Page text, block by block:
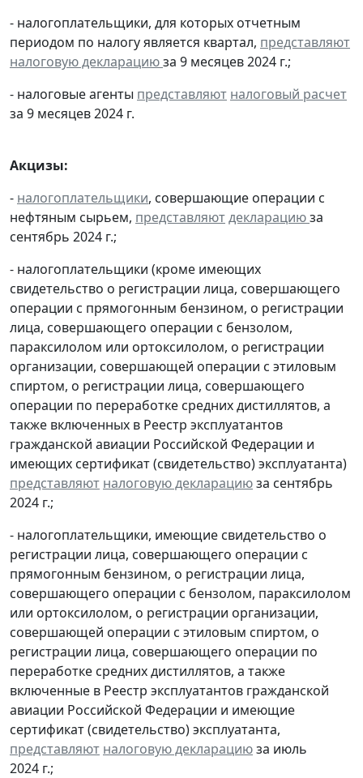
- налогоплательщики, для которых отчетным
периодом по налогу является квартал, представляют
налоговую декларациюза 9 месяцев 2024 г.;
- налоговые агенты представляют налоговый расчет
за 9 месяцев 2024 г.
Акцизы:
- налогоплательщики, совершающие операции с
нефтяным сырьем, представляютдекларациюза
сентябрь 2024 г.;
- налогоплательщики (кроме имеющих
свидетельство о регистрации лица, совершающего
операции с прямогонным бензином, о регистрации
лица, совершающего операции с бензолом,
параксилолом или ортоксилолом, о регистрации
организации, совершающей операции с этиловым
спиртом, о регистрации лица, совершающего
операции по переработке средних дистиллятов, а
также включенных в Реестр эксплуатантов
гражданской авиации Российской Федерации и
имеющих сертификат (свидетельство) эксплуатанта)
представляют налоговую декларациюза сентябрь
2024 г.;
- налогоплательщики, имеющие свидетельство о
регистрации лица, совершающего операции с
прямогонным бензином, о регистрации лица,
совершающего операции с бензолом, параксилолом
или ортоксилолом, о регистрации организации,
совершающей операции с этиловым спиртом, о
регистрации лица, совершающего операции по
переработке средних дистиллятов, а также
включенные в Реестр эксплуатантов гражданской
авиации Российской Федерации и имеющие
сертификат (свидетельство) эксплуатанта,
представляют налоговую декларациюза июль
2024 г.;